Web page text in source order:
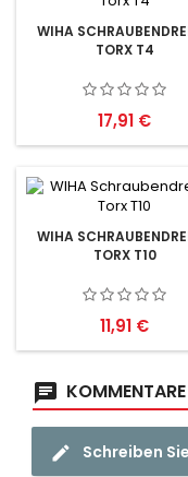
WIHA
TORX T4
Preis
17,91 €
WIHA
TORX T10
Preis
11,91 €
Schreiben